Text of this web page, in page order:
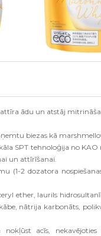
ādu un atstāj
biezas kā
SPT tehnoloģija no
un attīrīšanai.
(1-2 dozatora
ether, laurils
nātrija karbonāts,
nokļūst acīs,